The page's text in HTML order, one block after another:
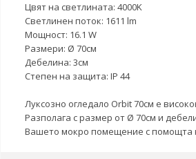
Цвят на светлината: 4000K
Светлинен поток: 1611 lm
Мощност: 16.1 W
Размери: Ø 70см
Дебелина: 3см
Степен на защита: IP 44
Луксозно огледало Orbit 70см е
Разполага с размер от Ø 70см и
Вашето мокро помещение с помощта